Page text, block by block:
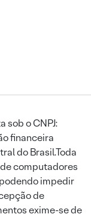
sob o CNPJ:
financeira
do Brasil.Toda
computadores
impedir
de
exime-se de